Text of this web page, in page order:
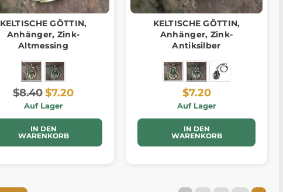
KELTISCHE GÖTTIN,
Anhänger, Zink-
Altmessing
$8.40 $7.20
Auf Lager
IN DEN
WARENKORB
KELTISCHE GÖTTIN,
Anhänger, Zink-
Antiksilber
$7.20
Auf Lager
IN DEN
WARENKORB